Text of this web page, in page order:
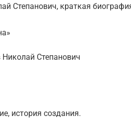
Степанович, краткая
Степанович
история создания.